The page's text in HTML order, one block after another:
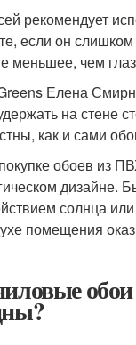
рекомендует
если он
меньшее, чем
Елена
на стене
как и сами
обоев из
дизайне.
солнца
помещения
обои